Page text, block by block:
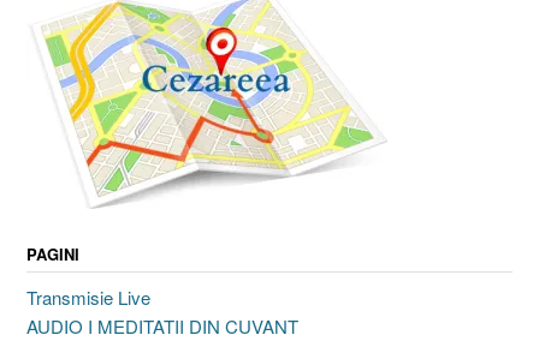
PAGINI
Transmisie Live
AUDIO I MEDITATII DIN CUVANT